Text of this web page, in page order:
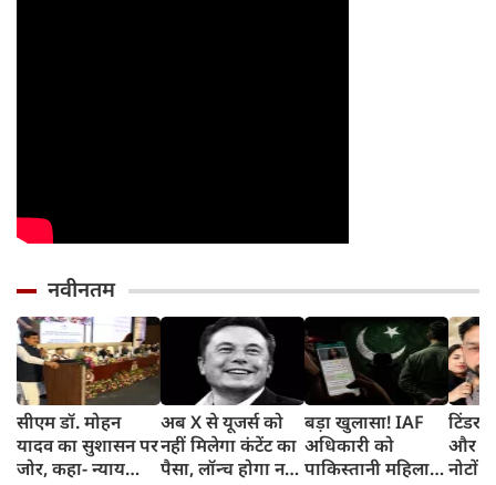
नवीनतम
सीएम डॉ. मोहन
यादव का सुशासन पर
जोर, कहा- न्याय
अब X से यूजर्स को
नहीं मिलेगा कंटेंट का
पैसा, लॉन्‍च होगा नया
बड़ा खुलासा! IAF
अधिकारी को
पाकिस्तानी महिला
टिंडर
और
नोटों